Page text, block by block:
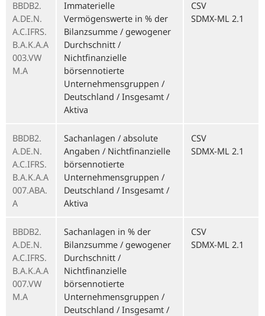
BBDB2.
A.DE.N.
A.C.IFRS.
B.A.K.A.A
003.VW
M.A
Immaterielle
Vermögenswerte in % der
Bilanzsumme / gewogener
Durchschnitt /
Nichtfinanzielle
börsennotierte
Unternehmensgruppen /
Deutschland / Insgesamt /
Aktiva
CSV
SDMX-ML 2.1
BBDB2.
A.DE.N.
A.C.IFRS.
B.A.K.A.A
007.ABA.
A
Sachanlagen / absolute
Angaben / Nichtfinanzielle
börsennotierte
Unternehmensgruppen /
Deutschland / Insgesamt /
Aktiva
CSV
SDMX-ML 2.1
BBDB2.
A.DE.N.
A.C.IFRS.
B.A.K.A.A
007.VW
M.A
Sachanlagen in % der
Bilanzsumme / gewogener
Durchschnitt /
Nichtfinanzielle
börsennotierte
Unternehmensgruppen /
Deutschland / Insgesamt /
CSV
SDMX-ML 2.1